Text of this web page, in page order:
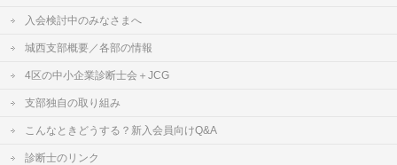
入会検討中のみなさまへ
城西支部概要／各部の情報
4区の中小企業診断士会＋JCG
支部独自の取り組み
こんなときどうする？新入会員向けQ&A
診断士のリンク